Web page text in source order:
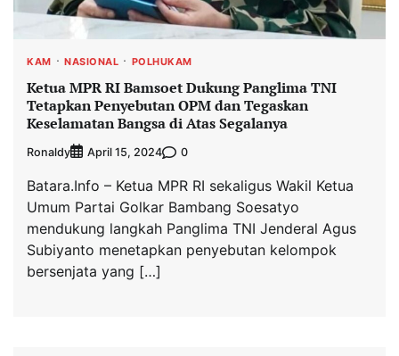
KAM NASIONAL POLHUKAM
Ketua MPR RI Bamsoet Dukung Panglima TNI
Tetapkan Penyebutan OPM dan Tegaskan
Keselamatan Bangsa di Atas Segalanya
Ronaldy April 15, 2024 0
Batara.Info – Ketua MPR RI sekaligus Wakil Ketua
Umum Partai Golkar Bambang Soesatyo
mendukung langkah Panglima TNI Jenderal Agus
Subiyanto menetapkan penyebutan kelompok
bersenjata yang […]